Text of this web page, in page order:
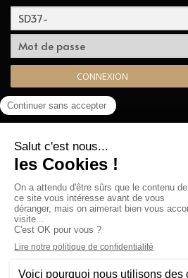
CONNEXION
RESTEZ À JOUR